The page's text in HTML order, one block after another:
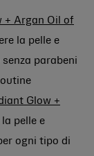
+ Argan Oil of
la pelle e
parabeni
Glow +
pelle e
ogni tipo di